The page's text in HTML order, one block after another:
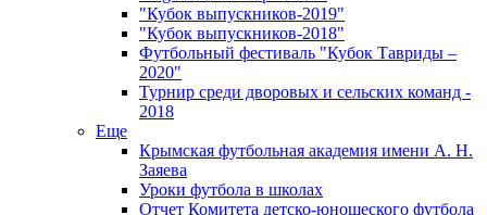
"Кубок выпускников-2019"
"Кубок выпускников-2018"
Футбольный фестиваль "Кубок Тавриды –
2020"
Турнир среди дворовых и сельских команд -
2018
Еще
Крымская футбольная академия имени А. Н.
Заяева
Уроки футбола в школах
Отчет Комитета детско-юношеского футбола